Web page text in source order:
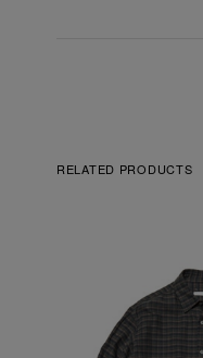
RELATED PRODUCTS